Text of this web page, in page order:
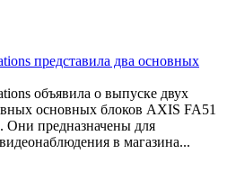
представила два основных
объявила о выпуске двух
основных блоков AXIS FA51
предназначены для
в магазина...